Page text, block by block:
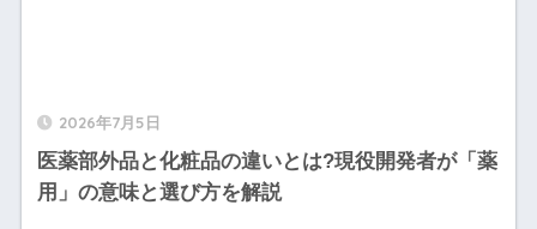
2026年7月5日
医薬部外品と化粧品の違いとは?現役開発者が「薬
用」の意味と選び方を解説